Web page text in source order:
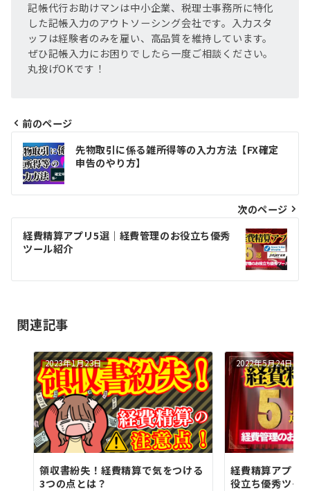
記帳代行お助けマンは中小企業、税理士事務所に特化
した記帳入力のアウトソーシング会社です。入力スタ
ッフは経験者のみを雇い、高品質を維持しています。
ぜひ記帳入力にお困りでしたら一度ご相談ください。
丸投げOKです！
投
稿
ナ
ビ
ゲ
ー
シ
ン
前のページ
先物取引に係る雑所得等の入力方法【FX確定
申告のやり方】
次のページ
経費精算アプリ5選｜経費管理のお役立ち優秀
ツール紹介
関連記事
2023年1月23日
領収書紛失！経費精算で気をつける
3つの点とは？
2022年5月24日
経費精算アプリ
役立ち優秀ツー